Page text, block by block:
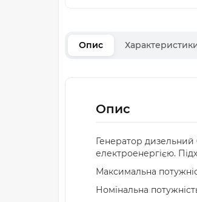
Опис
Опис
Генератор дизельний
електроенергією.
Максимальна
Номінальна